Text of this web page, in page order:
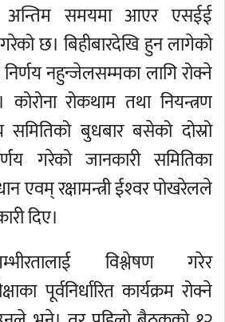
अन्तिम समयमा आएर एसईई
गरेको छ। बिहीबारदेखि हुन लागेको
निर्णय नहुन्जेलसम्मका लागि रोक्ने
कोरोना रोकथाम तथा नियन्त्रण
बुधबार बसेको दोस्रो
गरेको जानकारी समितिका
एवम् रक्षामन्त्री ईश्‍वर पोखरेलले
दिए।
विश्लेषण गरेर
पूर्वनिर्धारित कार्यक्रम रोक्ने